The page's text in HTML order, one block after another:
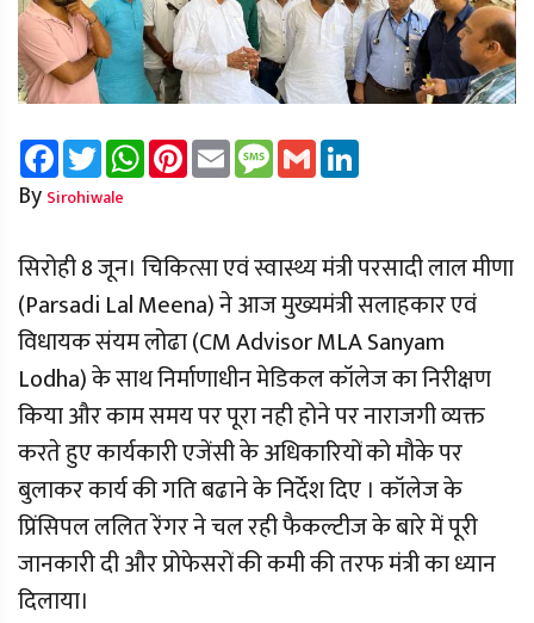
FacebookTwitterWhatsAppPinterest
Email Message
Gmail
By Sirohiwale
सिरोही 8 जून। चिकित्सा एवं स्वास्थ्य मंत्री परसादी लाल मीणा
(Parsadi Lal Meena) ने आज मुख्यमंत्री सलाहकार एवं
विधायक संयम लोढा (CM Advisor MLA Sanyam
Lodha) के साथ निर्माणाधीन मेडिकल कॉलेज का निरीक्षण
किया और काम समय पर पूरा नही होने पर नाराजगी व्यक्त
करते हुए कार्यकारी एजेंसी के अधिकारियों को मौके पर
बुलाकर कार्य की गति बढाने के निर्देश दिए । कॉलेज के
प्रिंसिपल ललित रेंगर ने चल रही फैकल्टीज के बारे में पूरी
जानकारी दी और प्रोफेसरों की कमी की तरफ मंत्री का ध्यान
दिलाया।